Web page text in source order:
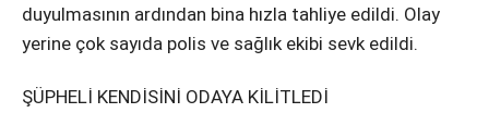
duyulmasının ardından bina hızla tahliye edildi. Olay
yerine çok sayıda polis ve sağlık ekibi sevk edildi.
ŞÜPHELİ KENDİSİNİ ODAYA KİLİTLEDİ